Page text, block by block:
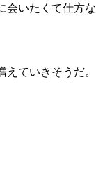
会いたくて仕方な
ていきそうだ。